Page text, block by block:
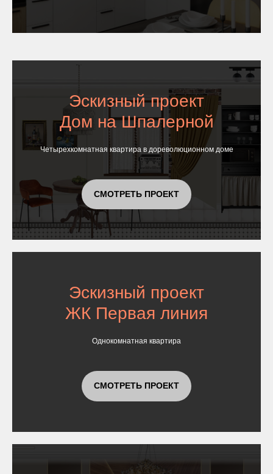
Эскизный проект
Дом на Шпалерной
Четырехкомнатная квартира в дореволюционном доме
СМОТРЕТЬ ПРОЕКТ
Эскизный проект
ЖК Первая линия
Однокомнатная квартира
СМОТРЕТЬ ПРОЕКТ